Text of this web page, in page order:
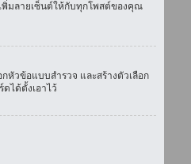
พิ่มลายเซ็นต์ให้กับทุกโพสต์ของคุณ
วข้อแบบสำรวจ และสร้างตัวเลือก
ได้ตั้งเอาไว้